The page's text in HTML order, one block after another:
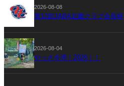
2026-08-08
第12回JABA近畿クラブ会長杯
2026-08-04
やっさ今津！2026！！